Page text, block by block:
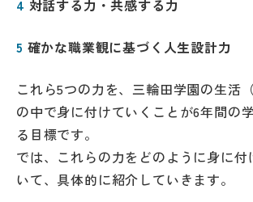
NettyLandかわら版
その他
お問い合わせ
4 対話する力・共感する力
5 確かな職業観に基づく人生設計力
これら5つの力を、三輪田学園の生活
の中で身に付けていくことが6年間の
る目標です。
では、これらの力をどのように身に付
いて、具体的に紹介していきます。